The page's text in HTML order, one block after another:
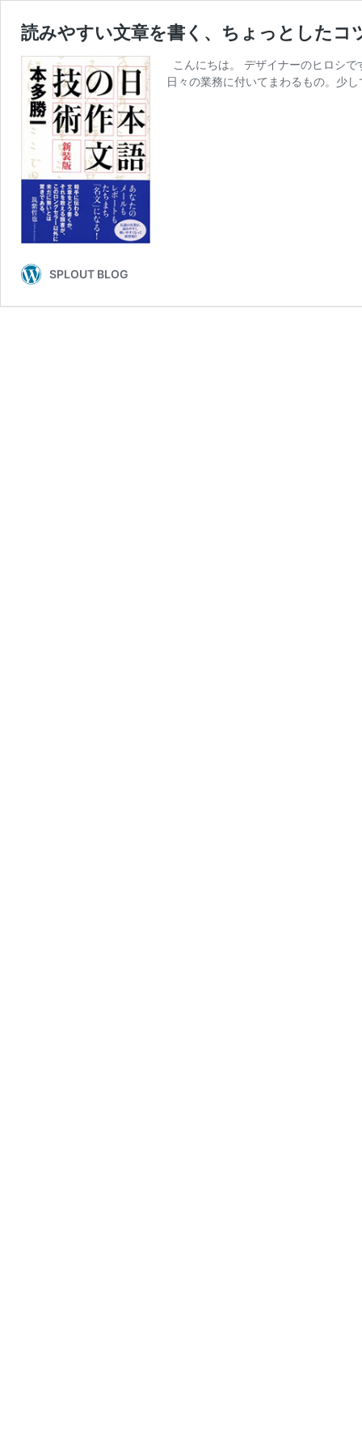
読みやすい文章を書く、ちょっとしたコ
こんにちは。 デザイナーのヒロシ
日々の業務に付いてまわるもの。少
SPLOUT BLOG